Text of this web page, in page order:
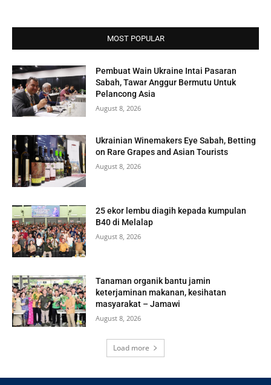
MOST POPULAR
Pembuat Wain Ukraine Intai Pasaran
Sabah, Tawar Anggur Bermutu Untuk
Pelancong Asia
August 8, 2026
Ukrainian Winemakers Eye Sabah, Betting
on Rare Grapes and Asian Tourists
August 8, 2026
25 ekor lembu diagih kepada kumpulan
B40 di Melalap
August 8, 2026
Tanaman organik bantu jamin
keterjaminan makanan, kesihatan
masyarakat – Jamawi
August 8, 2026
Load more